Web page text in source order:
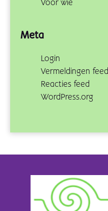
Voor wie
Meta
Login
Vermeldingen feed
Reacties feed
WordPress.org